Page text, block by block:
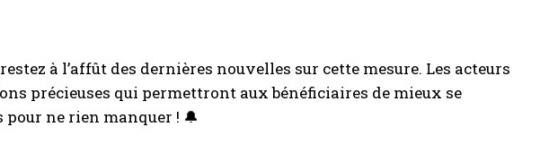
à l’affût des dernières nouvelles sur cette mesure. Les acteurs
précieuses qui permettront aux bénéficiaires de mieux se
ne rien manquer ! 🔔